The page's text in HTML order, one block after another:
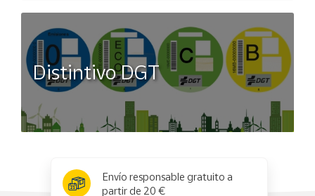
Distintivo DGT
Envío responsable gratuito a
partir de 20 €